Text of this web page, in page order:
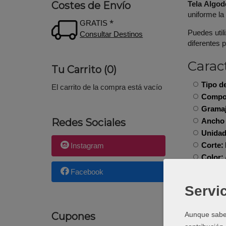
Costes de Envío
GRATIS *
Consultar Destinos
Tu Carrito (0)
El carrito de la compra está vacío
Redes Sociales
Instagram
Facebook
Cupones
Tela
uniforme
Puedes
diferentes
Tipo
Corte:
Color:
Usos
Aunque